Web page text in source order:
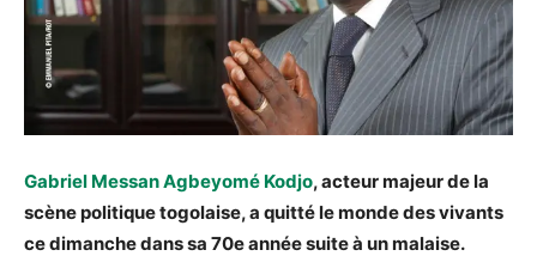
Gabriel Messan Agbeyomé Kodjo, acteur majeur de la
scène politique togolaise, a quitté le monde des vivants
ce dimanche dans sa 70e année suite à un malaise.